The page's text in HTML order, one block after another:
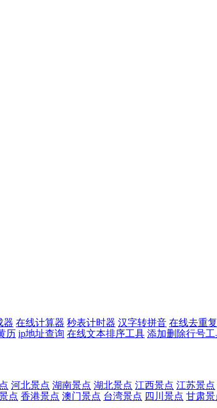
器 在线计算器 秒表计时器 汉字转拼音 在线去重
历 ip地址查询 在线文本排序工具 添加删除行号工
河北景点 湖南景点 湖北景点 江西景点 江苏景点
点 香港景点 澳门景点 台湾景点 四川景点 甘肃景